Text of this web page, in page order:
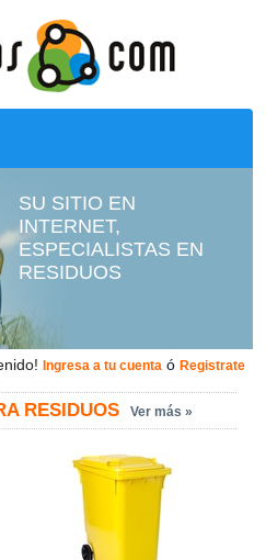
SU SITIO EN
INTERNET,
ESPECIALISTAS EN
RESIDUOS
Ingresa a tu cuenta ó Registrate
RESIDUOS Ver más »